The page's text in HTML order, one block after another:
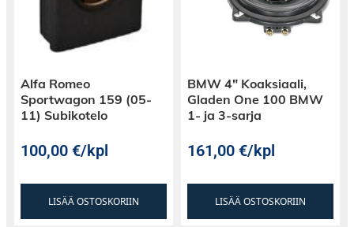
Kuvanäkymä: Top
Alfa Romeo
Sportwagon 159 (05-
11) Subikotelo
100,00€/kpl
LISÄÄ OSTOSKORIIN
BMW 4″ Koaksiaali,
Gladen One 100 BMW
1- ja 3-sarja
161,00€/kpl
LISÄÄ OSTOSKORIIN